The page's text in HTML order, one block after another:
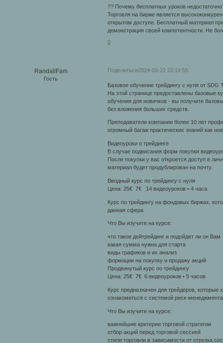
?? Почему бесплатных уроков
Торговля на бирже является
открытом доступе. Бесплатный материал
демонстрация своей компетентности. Не
0
Поделиться2024-03-22 22:14:55
RandallFam
Гость
Базовое обучение трейдингу с нуля от SDG
На этой странице предоставлены базовые
обучения для новичков - вы получите
без вложения больших средств.
Преподаватели компании более 10 лет
огромный багаж практических знаний как
Видеоуроки о трейдинге
В случае подвисания форм покупки
После покупки у вас откроется доступ в
материал будет продублирован на почту.
Вводный курс по трейдингу с нуля
Цена: 25€ 7€ 14 видеоуроков • 4 часа
Курс по трейдингу на фондовых биржах,
данная сфера
Что Вы изучите на курсе:
что такое дейтрейдинг и подойдет ли он Вам
какая сумма нужна для старта
виды графиков и их анализ
формации на покупку и продажу акций
Продвинутый курс по трейдингу
Цена: 25€ 7€ 6 видеоуроков • 5 часов
Курс предназначен для трейдеров, которые
ознакомиться с системой риск-
Что Вы изучите на курсе:
важнейшие критерии торговой стратегии
отбор акций перед торговой сессией
стили торговли в зависимости от отрезка